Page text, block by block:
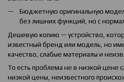
Бюджетную оригинальную
без лишних функций, но с
Дешевую копию — устройство,
известный бренд или модель, но
качество, слабые материалы и
То есть проблема не в низкой цене
низкой цены, неизвестного